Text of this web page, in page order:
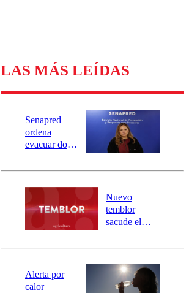
LAS MÁS LEÍDAS
Senapred
ordena
evacuar dos
Carahue por
río Damas:
activa
mensajería
SAE
Nuevo
temblor
sacude el
revisa la
epicentro
Alerta por
calor